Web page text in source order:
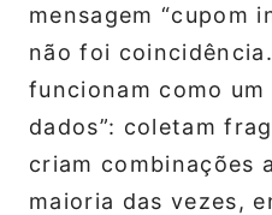
mensagem “cupom
não foi
funcionam como um
dados”: coletam
criam combinações
maioria das vezes,